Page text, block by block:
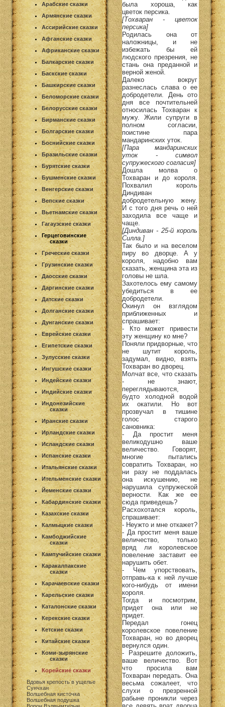
Арабские сказки
Армянские сказки
Ассирийские сказки
Афганские сказки
Африканские сказки
Балкарские сказки
Баскские сказки
Башкирские сказки
Беломорские сказки
Белорусские сказки
Бирманские сказки
Болгарские сказки
Боснийские сказки
Бразильские сказки
Бурятские сказки
Бушменские сказки
Венгерские сказки
Вепские сказки
Вьетнамские сказки
Гагаузские сказки
Герцеговинские
сказки
Греческие сказки
Грузинские сказки
Даосские сказки
Даргинские сказки
Датские сказки
Долганские сказки
Дунганские сказки
Еврейские сказки
Египетские сказки
Зулусские сказки
Ингушские сказки
Индейские сказки
Индийские сказки
Индонезийские
сказки
Иранские сказки
Ирландские сказки
Исландские сказки
Испанские сказки
Итальянские сказки
Ительменские сказки
Йеменские сказки
Кабардинские сказки
Казахские сказки
Калмыцкие сказки
Камбоджийские
сказки
Кампучийские сказки
Каракалпакские
сказки
Карачаевские сказки
Карельские сказки
Каталонские сказки
Керекские сказки
Кетские сказки
Китайские сказки
Коми-зырянские
сказки
Корейские сказки
Вдовья крепость в ущелье
Сунчхан
Волшебная кисточка
Волшебная подушка
была хороша, как
цветок персика.
[Тохваран - цветок
персика]
Родилась она от
наложницы, и не
избежать бы ей
людского презрения, не
стань она преданной и
верной женой.
Далеко вокруг
разнеслась слава о ее
добродетели. День ото
дня все почтительней
относилась Тохваран к
мужу. Жили супруги в
полном согласии,
поистине пара
мандаринских уток.
[Пара мандаринских
уток - символ
супружеского согласия]
Дошла молва о
Тохваран и до короля.
Похвалил король
Диндиван
добродетельную жену.
И с того дня речь о ней
заходила все чаще и
чаще.
[Диндиван - 25-й король
Силла.]
Так было и на веселом
пиру во дворце. А у
короля, надобно вам
сказать, женщина эта из
головы не шла.
Захотелось ему самому
убедиться в ее
добродетели.
Окинул он взглядом
приближенных и
спрашивает:
- Кто может привести
эту женщину ко мне?
Поняли придворные, что
не шутит король,
задумал, видно, взять
Тохваран во дворец.
Молчат все, что сказать
- не знают,
переглядываются,
будто холодной водой
их окатили. Но вот
прозвучал в тишине
голос старого
сановника:
- Да простит меня
великодушно ваше
величество. Говорят,
многие пытались
совратить Тохваран, но
ни разу не поддалась
она искушению, не
нарушила супружеской
верности. Как же ее
сюда приведешь?
Расхохотался король,
спрашивает:
- Неужто и мне откажет?
- Да простит меня ваше
величество, только
вряд ли королевское
повеление заставит ее
нарушить обет.
- Чем упорствовать,
отправь-ка к ней лучше
кого-нибудь от имени
короля.
Тогда и посмотрим,
придет она или не
придет.
Передал гонец
королевское повеление
Тохваран, но во дворец
вернулся один.
- Разрешите доложить,
ваше величество. Вот
что просила вам
Тохваран передать. Она
весьма сожалеет, что
слухи о презренной
рабыне проникли через